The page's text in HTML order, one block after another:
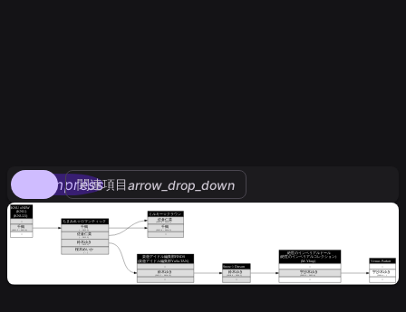
compress
関連項目arrow_drop_down